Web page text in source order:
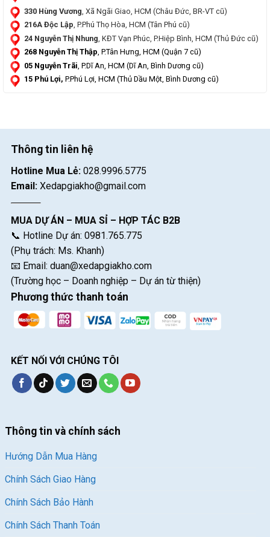
330 Hùng Vương , Xã Ngãi Giao, HCM (Châu Đức, BR-VT cũ)
216A Độc Lập, P.Phú Thọ Hòa, HCM (Tân Phú cũ)
24 Nguyễn Thị Nhung , KĐT Vạn Phúc, P.Hiệp Bình, HCM (Thủ Đức cũ)
268 Nguyễn Thị Thập, P.Tân Hưng, HCM (Quận 7 cũ)
05 Nguyễn Trãi , P.Dĩ An, HCM (Dĩ An, Bình Dương cũ)
15 Phú Lợi, P.Phú Lợi, HCM (Thủ Dầu Một, Bình Dương cũ)
Thông tin liên hệ
Hotline Mua Lẻ: 028.9996.5775
Email: Xedapgiakho@gmail.com
MUA DỰ ÁN – MUA SỈ – HỢP TÁC B2B
📞 Hotline Dự án: 0981.765.775
(Phụ trách: Ms. Khanh)
📧 Email: duan@xedapgiakho.com
(Trường học – Doanh nghiệp – Dự án từ thiện)
Phương thức thanh toán
KẾT NỐI VỚI CHÚNG TÔI
Thông tin và chính sách
Hướng Dẫn Mua Hàng
Chính Sách Giao Hàng
Chính Sách Bảo Hành
Chính Sách Thanh Toán